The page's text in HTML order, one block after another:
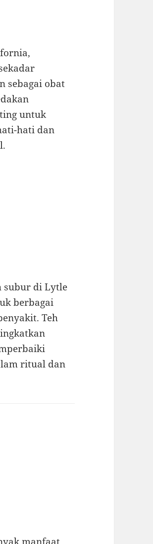
sebagai obat
untuk
hati dan
subur di Lytle
berbagai
Teh
ritual dan